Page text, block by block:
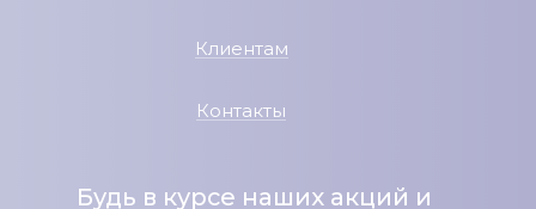
Клиентам
Контакты
Будь в курсе наших акций и